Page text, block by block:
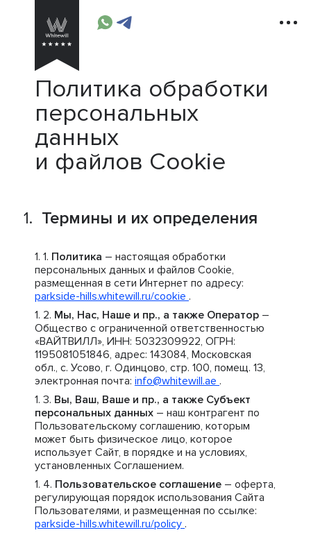
Политика обработки
персональных
данных
и файлов Cookie
Термины и их определения
Политика – настоящая обработки
персональных данных и файлов Cookie,
размещенная в сети Интернет по адресу:
parkside-hills.whitewill.ru/cookie .
Мы, Нас, Наше и пр., а также Оператор –
Общество с ограниченной ответственностью
«ВАЙТВИЛЛ», ИНН: 5032309922, ОГРН:
1195081051846, адрес: 143084, Московская
обл., с. Усово, г. Одинцово, стр. 100, помещ. 13,
электронная почта: info@whitewill.ae .
Вы, Ваш, Ваше и пр., а также Субъект
персональных данных – наш контрагент по
Пользовательскому соглашению, которым
может быть физическое лицо, которое
использует Сайт, в порядке и на условиях,
установленных Соглашением.
Пользовательское соглашение – оферта,
регулирующая порядок использования Сайта
Пользователями, и размещенная по ссылке:
parkside-hills.whitewill.ru/policy .